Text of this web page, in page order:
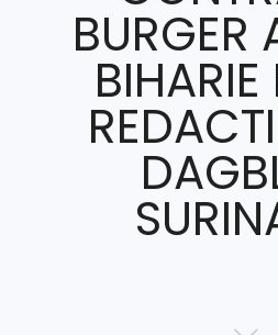
BURGER
BIHARIE